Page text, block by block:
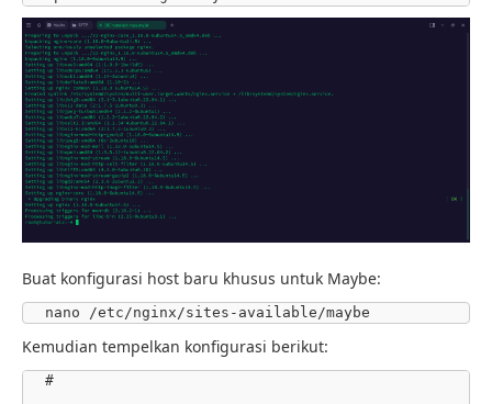
Buat konfigurasi host baru khusus untuk Maybe:
nano /etc/nginx/sites-available/maybe
Kemudian tempelkan konfigurasi berikut:
#